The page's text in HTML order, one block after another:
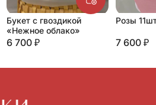
Букет с гвоздикой
«Нежное облако»
6 700 ₽
Розы
7 600 ₽